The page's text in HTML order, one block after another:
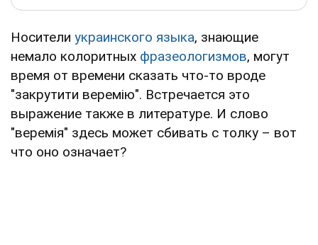
Носители украинского языка, знающие
немало колоритных фразеологизмов, могут
время от времени сказать что-то вроде
"закрутити веремію". Встречается это
выражение также в литературе. И слово
"веремія" здесь может сбивать с толку – вот
что оно означает?